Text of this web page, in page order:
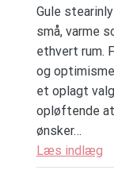
Gule
små, varme
ethvert rum.
og
et oplagt
opløftende
ønsker…
Læs indlæg